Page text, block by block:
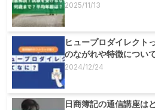
2025/11/13
ヒュープロダイレクト
のながれや特徴につい
2024/12/24
日商簿記の通信講座は